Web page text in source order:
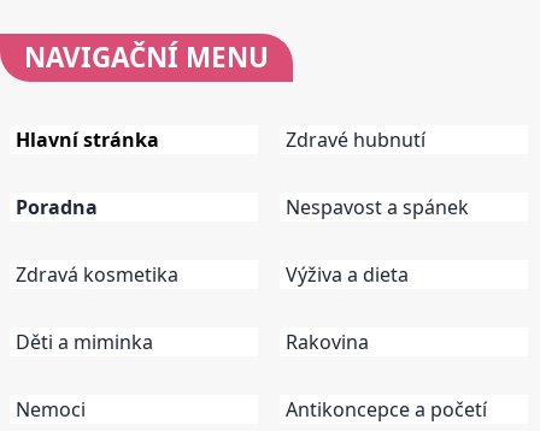
NAVIGAČNÍ MENU
Hlavní stránka
Poradna
Zdravá kosmetika
Děti a miminka
Nemoci
Zdravé hubnutí
Nespavost a spánek
Výživa a dieta
Rakovina
Antikoncepce a početí